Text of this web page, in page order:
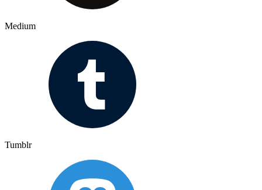
Medium
Tumblr